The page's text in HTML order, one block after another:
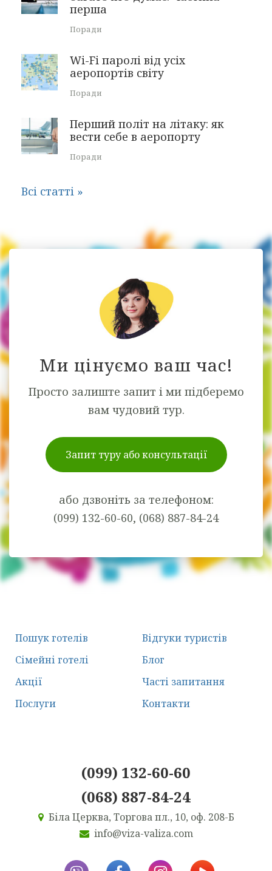
перша
Поради
Wi-Fi паролі від усіх
аеропортів світу
Поради
Перший політ на літаку: як
вести себе в аеропорту
Поради
Всі статті »
Ми цінуємо ваш час!
Просто залиште запит і ми підберемо
вам чудовий тур.
Запит туру або консультації
або дзвоніть за телефоном:
(099) 132-60-60, (068) 887-84-24
Пошук готелів
Сімейні готелі
Акції
Послуги
Відгуки туристів
Блог
Часті запитання
Контакти
(099) 132-60-60
(068) 887-84-24
Біла Церква, Торгова пл., 10, оф. 208-Б
info@viza-valiza.com